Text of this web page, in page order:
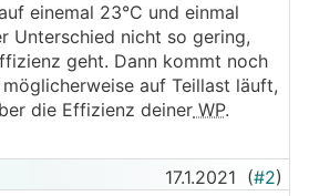
..
einemal 23°C und einmal
Unterschied nicht so gering,
geht. Dann kommt noch
möglicherweise auf Teillast läuft,
die Effizienz deiner WP.
17.1.2021 (#2)